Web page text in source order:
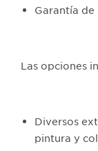
Garantía de
Las opciones
Diversos
pintura y